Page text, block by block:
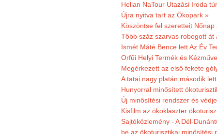
Helian NaTour Utazási Iroda
Újra nyitva tart az Ökopark »
Köszöntse fel szeretteit
Több száz szarvas robogott át
Ismét Máté Bence lett Az Év
Orfűi Helyi Termék és
Megérkezett az első fekete
A tatai nagy platán második
Hunyorral minősített
Új minősítési rendszer és
Kisfilm az ökoklaszter
Sajtóközlemény - A Dél-
be az ökoturisztikai minősítési